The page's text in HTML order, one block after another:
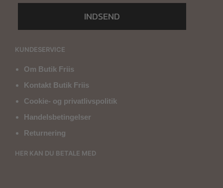
INDSEND
KUNDESERVICE
Om Butik Friis
Kontakt Butik Friis
Cookie- og privatlivspolitik
Handelsbetingelser
Returnering
HER KAN DU BETALE MED